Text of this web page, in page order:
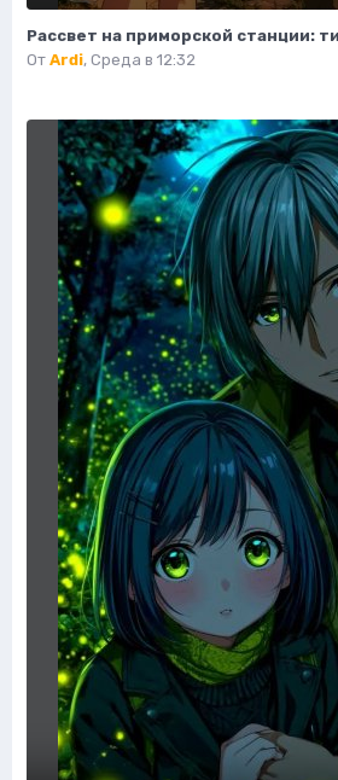
От Ardi, Среда в 12:32